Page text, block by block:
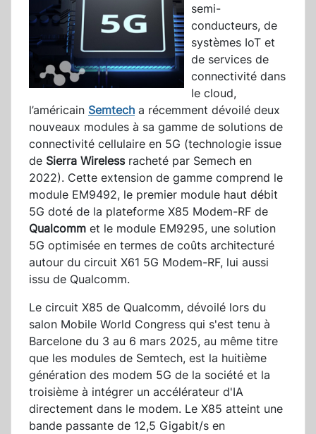
semi-
conducteurs, de
systèmes IoT et
de services de
connectivité dans
le cloud,
l’américain Semtech a récemment dévoilé deux
nouveaux modules à sa gamme de solutions de
connectivité cellulaire en 5G (technologie issue
de Sierra Wirelessracheté par Semech en
2022). Cette extension de gamme comprend le
module EM9492, le premier module haut débit
5G doté de la plateforme X85 Modem-RF de
Qualcomm et le module EM9295, une solution
5G optimisée en termes de coûts architecturé
autour du circuit X61 5G Modem-RF, lui aussi
issu de Qualcomm.
Le circuit X85 de Qualcomm, dévoilé lors du
salon Mobile World Congress qui s'est tenu à
Barcelone du 3 au 6 mars 2025, au même titre
que les modules de Semtech, est la huitième
génération des modem 5G de la société et la
troisième à intégrer un accélérateur d'IA
directement dans le modem. Le X85 atteint une
bande passante de 12,5 Gigabit/s en